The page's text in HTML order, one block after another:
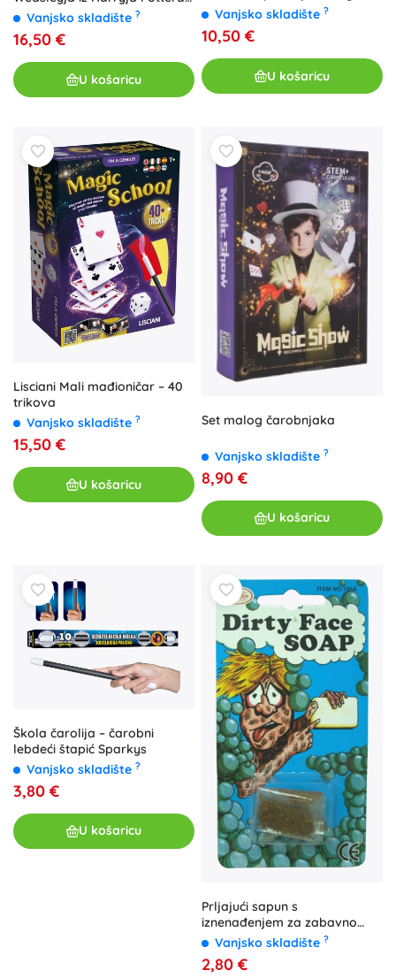
projekcijom patronusa
Vanjsko skladište ?
16,50 €
U košaricu
Creatures – kolekcionarska
replika
Vanjsko skladište ?
10,50 €
U košaricu
Lisciani Mali mađioničar – 40
trikova
Vanjsko skladište ?
15,50 €
U košaricu
Set malog čarobnjaka
Vanjsko skladište ?
8,90 €
U košaricu
Škola čarolija – čarobni
lebdeći štapić Sparkys
Vanjsko skladište ?
3,80 €
U košaricu
Prljajući sapun s
iznenađenjem za zabavno
učenje higijene
Vanjsko skladište ?
2,80 €